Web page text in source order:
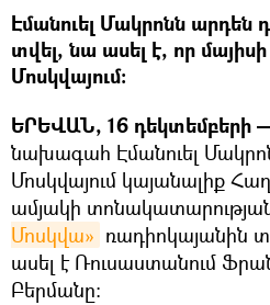
Էմանուել Մակրոնն
տվել, նա ասել է, որ մայիսի
Մոսկվայում։
ԵՐԵՎԱՆ, 16 դեկտեմբերի
նախագահ Էմանուել
Մոսկվայում կայանալիք
ամյակի
Մոսկվա» ռադիոկայանին
ասել է Ռուսաստանում
Բերմանը։